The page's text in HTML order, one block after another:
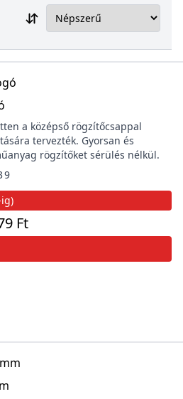
a középső rögzítőcsappal
tervezték. Gyorsan és
rögzítőket sérülés nélkül.
Ft